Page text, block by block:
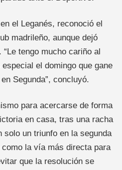
el Leganés, reconoció el
madrileño, aunque dejó
tengo mucho cariño al
el domingo que gane
Segunda”, concluyó.
para acercarse de forma
en casa, tras una racha
solo un triunfo en la segunda
la vía más directa para
que la resolución se